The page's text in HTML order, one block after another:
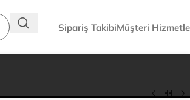
Sipariş TakibiMüşteri